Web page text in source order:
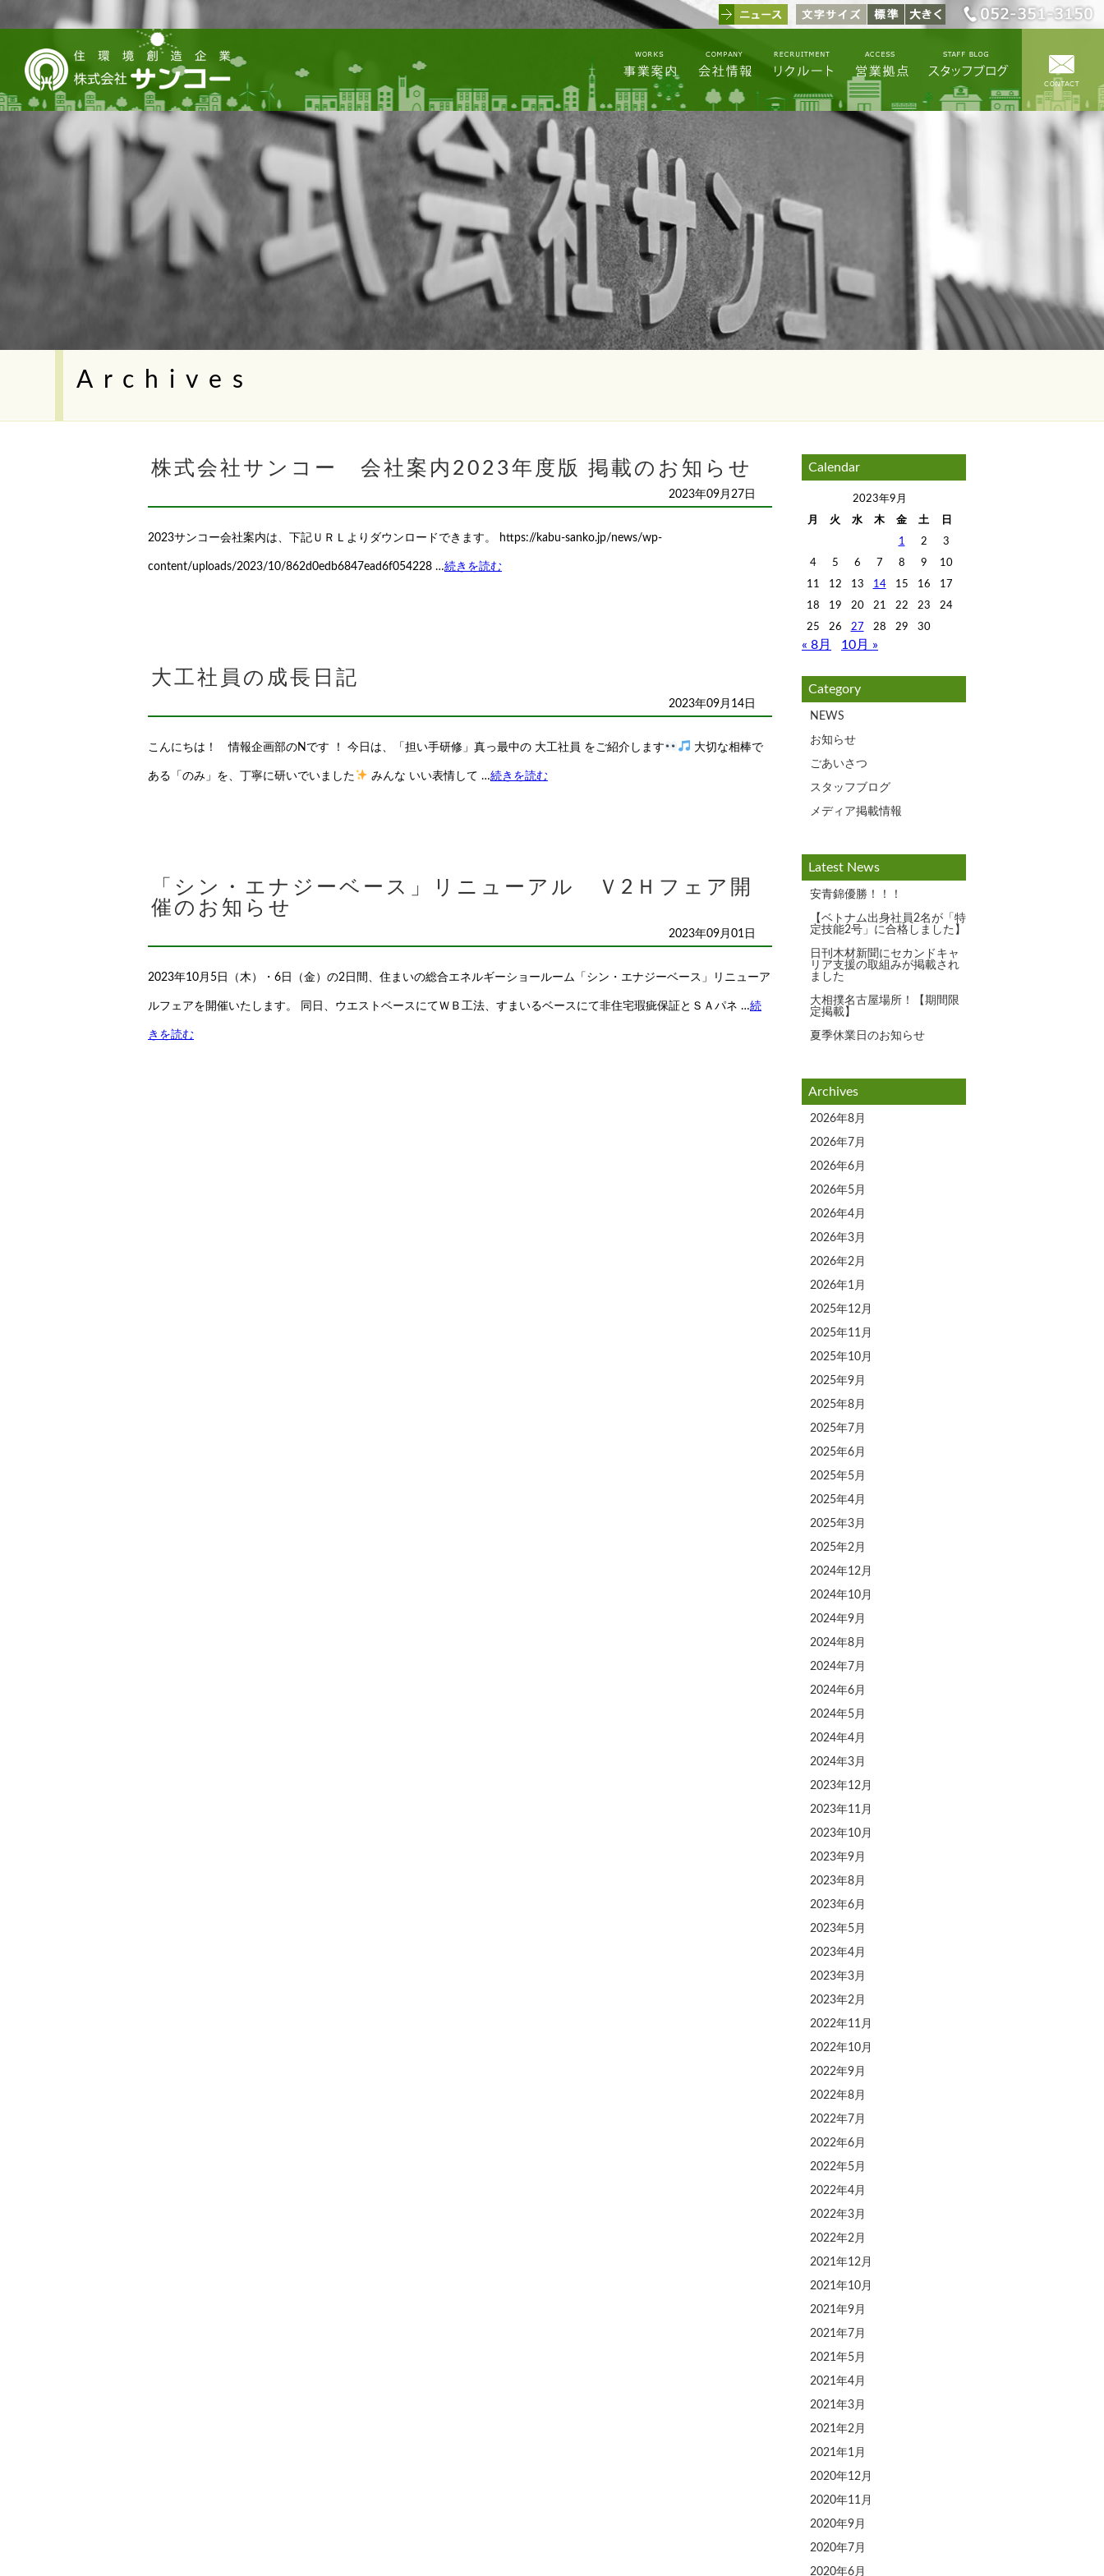
Archives
株式会社サンコー 会社案内2023年度版 掲載のお知らせ
2023年09月27日
2023サンコー会社案内は、下記ＵＲＬよりダウンロードできます。 https://kabu-sanko.jp/news/wp-
content/uploads/2023/10/862d0edb6847ead6f054228 …続きを読む
大工社員の成長日記
2023年09月14日
こんにちは！ 情報企画部のNです ！ 今日は、「担い手研修」真っ最中の 大工社員 をご紹介します 大切な相棒で
ある「のみ」を、丁寧に研いでいました みんな いい表情して …続きを読む
「シン・エナジーベース」リニューアル Ｖ2Ｈフェア開
催のお知らせ
2023年09月01日
2023年10月5日（木）・6日（金）の2日間、住まいの総合エネルギーショールーム「シン・エナジーベース」リニューア
ルフェアを開催いたします。 同日、ウエストベースにてＷＢ工法、すまいるベースにて非住宅瑕疵保証とＳＡパネ …続
きを読む
Calendar
2023年9月
月
火 水 木 金 土
日
1
2
3
4
5 6 7 8 9
10
11
12 13 14 15 16
17
18
19 20 21 22 23
24
25
26 27 28 29 30
« 8月 10月 »
Category
NEWS
お知らせ
ごあいさつ
スタッフブログ
メディア掲載情報
Latest News
安青錦優勝！！！
【ベトナム出身社員2名が「特
定技能2号」に合格しました】
日刊木材新聞にセカンドキャ
リア支援の取組みが掲載され
ました
大相撲名古屋場所！【期間限
定掲載】
夏季休業日のお知らせ
Archives
2026年8月
2026年7月
2026年6月
2026年5月
2026年4月
2026年3月
2026年2月
2026年1月
2025年12月
2025年11月
2025年10月
2025年9月
2025年8月
2025年7月
2025年6月
2025年5月
2025年4月
2025年3月
2025年2月
2024年12月
2024年10月
2024年9月
2024年8月
2024年7月
2024年6月
2024年5月
2024年4月
2024年3月
2023年12月
2023年11月
2023年10月
2023年9月
2023年8月
2023年6月
2023年5月
2023年4月
2023年3月
2023年2月
2022年11月
2022年10月
2022年9月
2022年8月
2022年7月
2022年6月
2022年5月
2022年4月
2022年3月
2022年2月
2021年12月
2021年10月
2021年9月
2021年7月
2021年5月
2021年4月
2021年3月
2021年2月
2021年1月
2020年12月
2020年11月
2020年9月
2020年7月
2020年6月